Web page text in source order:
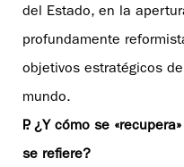
del Estado, en la
profundamente
objetivos estratégicos
mundo.
P. ¿Y cómo se
se refiere?